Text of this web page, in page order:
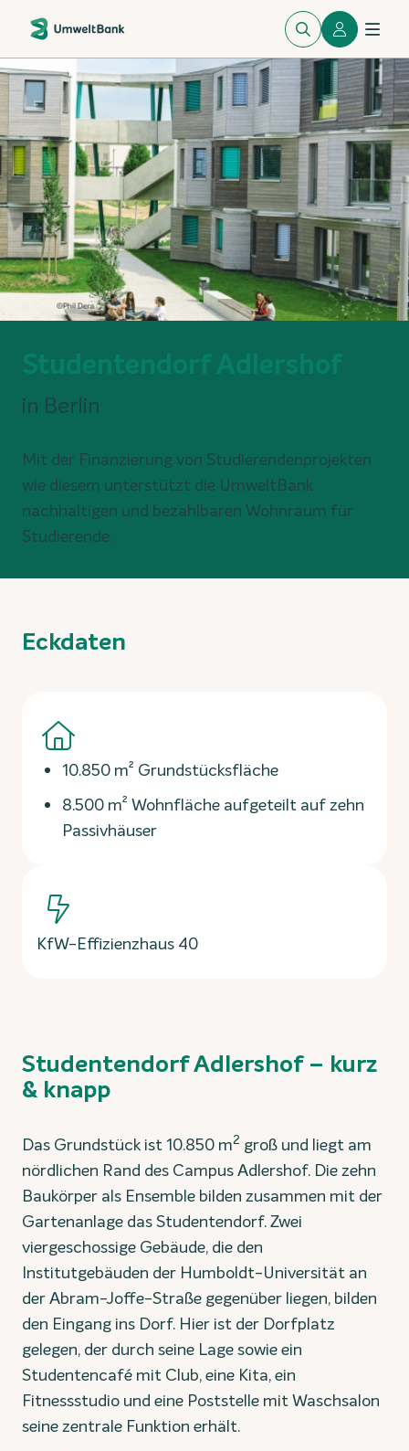
Studentendorf Adlershof
in Berlin
Mit der Finanzierung von Studierendenprojekten
wie diesem unterstützt die UmweltBank
nachhaltigen und bezahlbaren Wohnraum für
Studierende.
Eckdaten
10.850 m² Grundstücksfläche
8.500 m² Wohnfläche aufgeteilt auf zehn
Passivhäuser
KfW-Effizienzhaus 40
Studentendorf Adlershof – kurz
& knapp
Das Grundstück ist 10.850 m2 groß und liegt am
nördlichen Rand des Campus Adlershof. Die zehn
Baukörper als Ensemble bilden zusammen mit der
Gartenanlage das Studentendorf. Zwei
viergeschossige Gebäude, die den
Institutgebäuden der Humboldt-Universität an
der Abram-Joffe-Straße gegenüber liegen, bilden
den Eingang ins Dorf. Hier ist der Dorfplatz
gelegen, der durch seine Lage sowie ein
Studentencafé mit Club, eine Kita, ein
Fitnessstudio und eine Poststelle mit Waschsalon
seine zentrale Funktion erhält.